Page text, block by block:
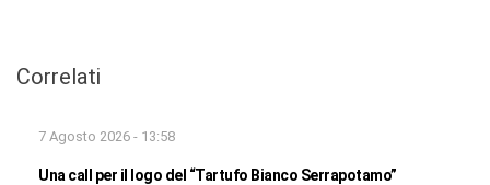
Correlati
7 Agosto 2026 - 13:58
Una call per il logo del “Tartufo Bianco Serrapotamo”